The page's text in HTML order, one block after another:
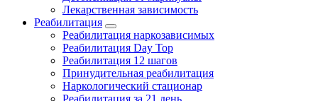
Лекарственная зависимость
Реабилитация
Реабилитация наркозависимых
Реабилитация Day Top
Реабилитация 12 шагов
Принудительная реабилитация
Наркологический стационар
Реабилитация за 21 день